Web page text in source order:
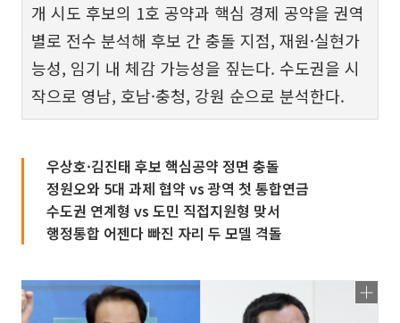
개 시도 후보의 1호 공약과 핵심 경제 공약을 권역
별로 전수 분석해 후보 간 충돌 지점, 재원·실현가
능성, 임기 내 체감 가능성을 짚는다. 수도권을 시
작으로 영남, 호남·충청, 강원 순으로 분석한다.
우상호·김진태 후보 핵심공약 정면 충돌
정원오와 5대 과제 협약 vs 광역 첫 통합연금
수도권 연계형 vs 도민 직접지원형 맞서
행정통합 어젠다 빠진 자리 두 모델 격돌